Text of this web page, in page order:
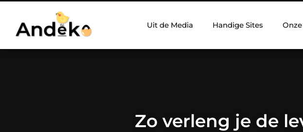
Uit de Media Handige Sites
Zo verleng je de